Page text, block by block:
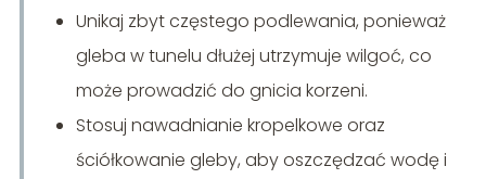
Unikaj zbyt częstego podlewania, ponieważ
gleba w tunelu dłużej utrzymuje wilgoć, co
może prowadzić do gnicia korzeni.
Stosuj nawadnianie kropelkowe oraz
ściółkowanie gleby, aby oszczędzać wodę i